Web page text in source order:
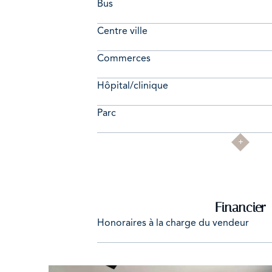
Bus
Centre ville
Commerces
Hôpital/clinique
Parc
Financier
Honoraires à la charge du vendeur